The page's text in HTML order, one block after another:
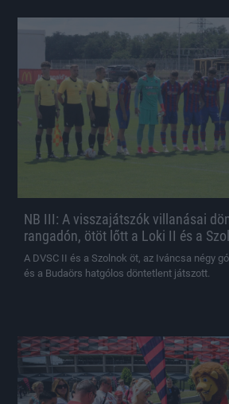
NB III: A visszajátszók villanásai
rangadón, ötöt lőtt a Loki II és a
A DVSC II és a Szolnok öt, az Iváncsa négy
és a Budaörs hatgólos döntetlent játszott.